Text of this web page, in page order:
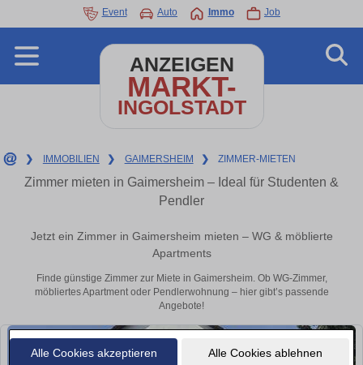
Alle Cookies akzeptieren Alle Cookies ablehnen
Event Auto Immo Job
ANZEIGEN
MARKT-
INGOLSTADT
❯ IMMOBILIEN ❯ GAIMERSHEIM ❯ ZIMMER-MIETEN
Zimmer mieten in Gaimersheim – Ideal für Studenten &
Pendler
Jetzt ein Zimmer in Gaimersheim mieten – WG & möblierte
Apartments
Finde günstige Zimmer zur Miete in Gaimersheim. Ob WG-Zimmer,
möbliertes Apartment oder Pendlerwohnung – hier gibt’s passende
Angebote!